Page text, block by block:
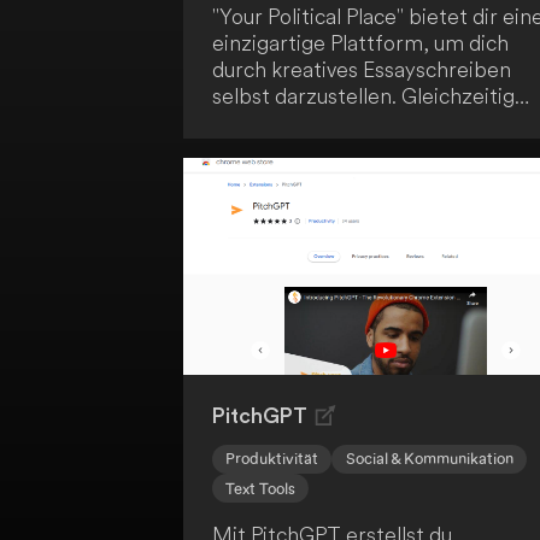
"Your Political Place" bietet dir
einzigartige Plattform, um dich
durch kreatives Essayschreiben
selbst darzustellen. Gleichzeitig
politischen Orientierung. Verbinde
so deine Leidenschaft für das
Schreiben mit den Möglichkeiten
modernster Technologie.
PitchGPT
Produktivität
Social & Kommunikation
Text Tools